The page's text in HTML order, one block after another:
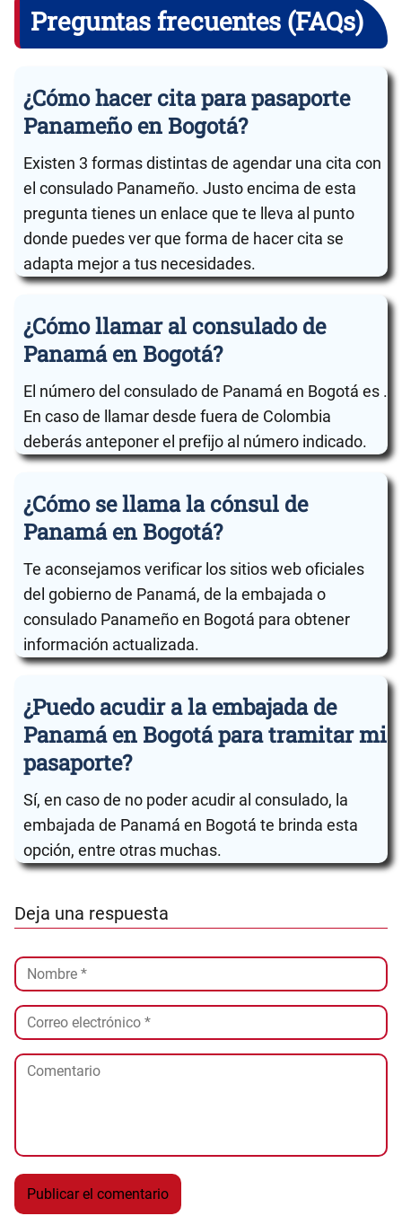
Preguntas frecuentes (FAQs)
¿Cómo hacer cita para pasaporte
Panameño en Bogotá?
Existen 3 formas distintas de agendar una cita con
el consulado Panameño. Justo encima de esta
pregunta tienes un enlace que te lleva al punto
donde puedes ver que forma de hacer cita se
adapta mejor a tus necesidades.
¿Cómo llamar al consulado de
Panamá en Bogotá?
El número del consulado de Panamá en Bogotá es .
En caso de llamar desde fuera de Colombia
deberás anteponer el prefijo al número indicado.
¿Cómo se llama la cónsul de
Panamá en Bogotá?
Te aconsejamos verificar los sitios web oficiales
del gobierno de Panamá, de la embajada o
consulado Panameño en Bogotá para obtener
información actualizada.
¿Puedo acudir a la embajada de
Panamá en Bogotá para tramitar mi
pasaporte?
Sí, en caso de no poder acudir al consulado, la
embajada de Panamá en Bogotá te brinda esta
opción, entre otras muchas.
Deja una respuesta